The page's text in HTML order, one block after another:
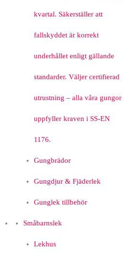
kvartal. Säkerställer att
fallskyddet är korrekt
underhållet enligt gällande
standarder. Väljer certifierad
utrustning – alla våra gungor
uppfyller kraven i SS-EN
1176.
Gungbrädor
Gungdjur & Fjäderlek
Gunglek tillbehör
Småbarnslek
Lekhus